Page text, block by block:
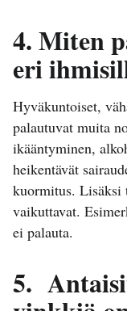
4. Miten
eri
Hyväkuntoiset,
palautuvat muita
ikääntyminen,
heikentävät
kuormitus. Lisäksi
vaikuttavat.
ei palauta.
5.